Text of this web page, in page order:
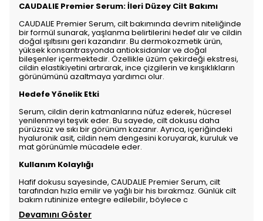
CAUDALIE Premier Serum: İleri Düzey Cilt Bakımı
CAUDALIE Premier Serum, cilt bakımında devrim niteliğinde
bir formül sunarak, yaşlanma belirtilerini hedef alır ve cildin
doğal ışıltısını geri kazandırır. Bu dermokozmetik ürün,
yüksek konsantrasyonda antioksidanlar ve doğal
bileşenler içermektedir. Özellikle üzüm çekirdeği ekstresi,
cildin elastikiyetini artırarak, ince çizgilerin ve kırışıklıkların
görünümünü azaltmaya yardımcı olur.
Hedefe Yönelik Etki
Serum, cildin derin katmanlarına nüfuz ederek, hücresel
yenilenmeyi teşvik eder. Bu sayede, cilt dokusu daha
pürüzsüz ve sıkı bir görünüm kazanır. Ayrıca, içeriğindeki
hyaluronik asit, cildin nem dengesini koruyarak, kuruluk ve
mat görünümle mücadele eder.
Kullanım Kolaylığı
Hafif dokusu sayesinde, CAUDALIE Premier Serum, cilt
tarafından hızla emilir ve yağlı bir his bırakmaz. Günlük cilt
bakım rutininize entegre edilebilir, böylece c
Devamını Göster